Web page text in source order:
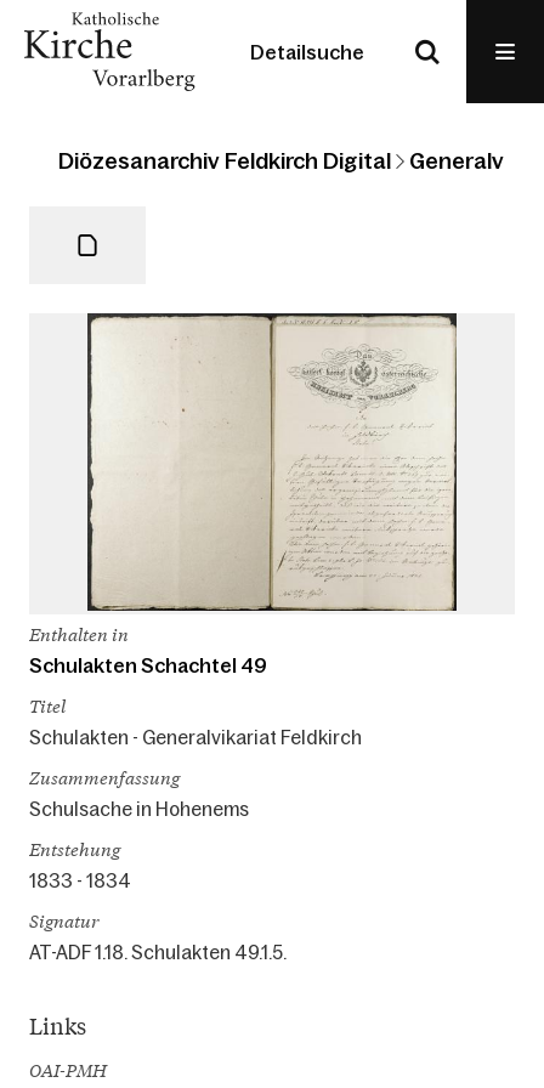
Detailsuche
Diözesanarchiv Feldkirch Digital
Enthalten in
Schulakten Schachtel 49
Titel
Schulakten - Generalvikariat Feldkirch
Zusammenfassung
Schulsache in Hohenems
Entstehung
1833 - 1834
Signatur
AT-ADF 1.18. Schulakten 49.1.5.
Links
OAI-PMH